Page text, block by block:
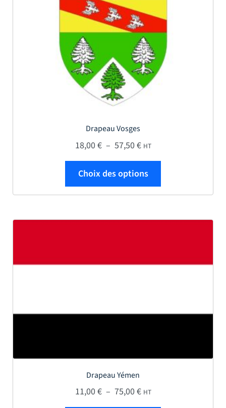
Drapeau Vosges
18,00€ – 57,50€Plage de prix : 18,00 €
HT
Choix des options
Drapeau Yémen
11,00€ – 75,00€Plage de prix : 11,00 €
HT